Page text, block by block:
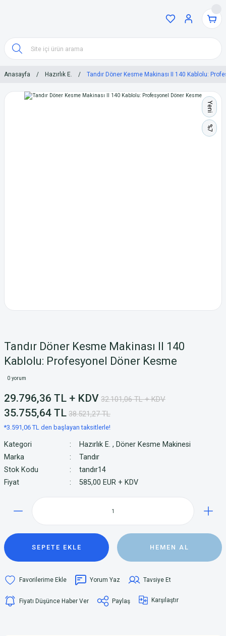
Anasayfa Hazırlık E. Tandır Döner Kesme Makinası II 140 Kablolu:
Yeni
%7
Tandır Döner Kesme Makinası II 140
Kablolu: Profesyonel Döner Kesme
0 yorum
29.796,36 TL + KDV 32.101,06 TL + KDV
35.755,64 TL 38.521,27 TL
*3.591,06 TL den başlayan taksitlerle!
Kategori Hazırlık E. , Döner Kesme Makinesi
Marka
Tandır
Stok Kodu
tandır14
Fiyat
585,00 EUR + KDV
SEPETE EKLE HEMEN AL
Yorum Yaz Tavsiye Et
Fiyatı Düşünce Haber Ver Paylaş Karşılaştır